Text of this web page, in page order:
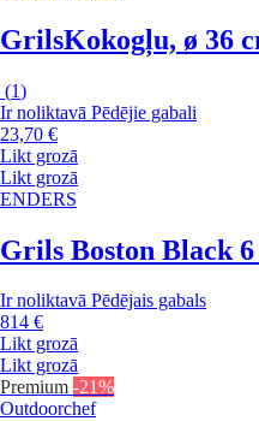
GrilsKokogļu, ø 36
(1)
Ir noliktavā Pēdējie gabali
23,70 €
Likt grozā
Likt grozā
ENDERS
Grils Boston Black
Ir noliktavā Pēdējais gabals
814 €
Likt grozā
Likt grozā
Premium -21%
Outdoorchef